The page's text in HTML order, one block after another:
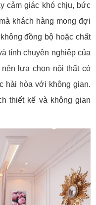
cảm giác khó chịu, bức
khách hàng mong đợi
đồng bộ hoặc chất
tính chuyên nghiệp của
lựa chọn nội thất có
hài hòa với không gian.
thiết kế và không gian